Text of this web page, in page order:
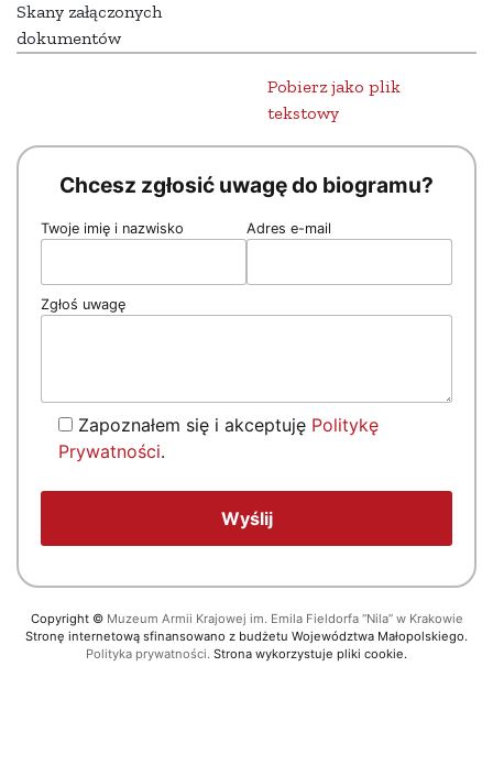
Skany załączonych
dokumentów
Pobierz jako plik
tekstowy
Chcesz zgłosić uwagę do biogramu?
Twoje imię i nazwisko Adres e-mail
Zgłoś uwagę
Zapoznałem się i akceptuję Politykę
Prywatności.
Copyright © Muzeum Armii Krajowej im. Emila Fieldorfa “Nila” w Krakowie
Stronę internetową sfinansowano z budżetu Województwa Małopolskiego.
Polityka prywatności. Strona wykorzystuje pliki cookie.